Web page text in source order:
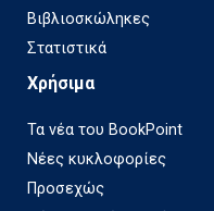
Βιβλιοσκώληκες
Στατιστικά
Χρήσιμα
Τα νέα του BookPoint
Νέες κυκλοφορίες
Προσεχώς